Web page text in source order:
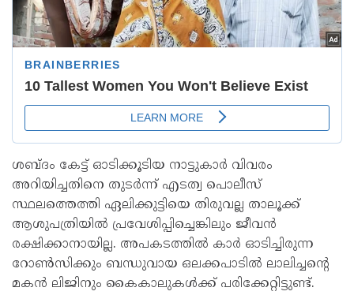
ശബ്ദം കേട്ട് ഓടിക്കൂടിയ നാട്ടുകാർ വിവരം
അറിയിച്ചതിനെ തുടർന്ന് എടത്വ പൊലീസ്
സ്ഥലത്തെത്തി ഏലിക്കുട്ടിയെ തിരുവല്ല താലൂക്ക്
ആശുപത്രിയിൽ പ്രവേശിപ്പിച്ചെങ്കിലും ജീവൻ
രക്ഷിക്കാനായില്ല. അപകടത്തിൽ കാർ ഓടിച്ചിരുന്ന
റോൺസിക്കും ബന്ധുവായ ഒലക്കപാടിൽ ലാലിച്ചന്റെ
മകൻ ലിജിനും കൈകാലുകൾക്ക് പരിക്കേറ്റിട്ടുണ്ട്.